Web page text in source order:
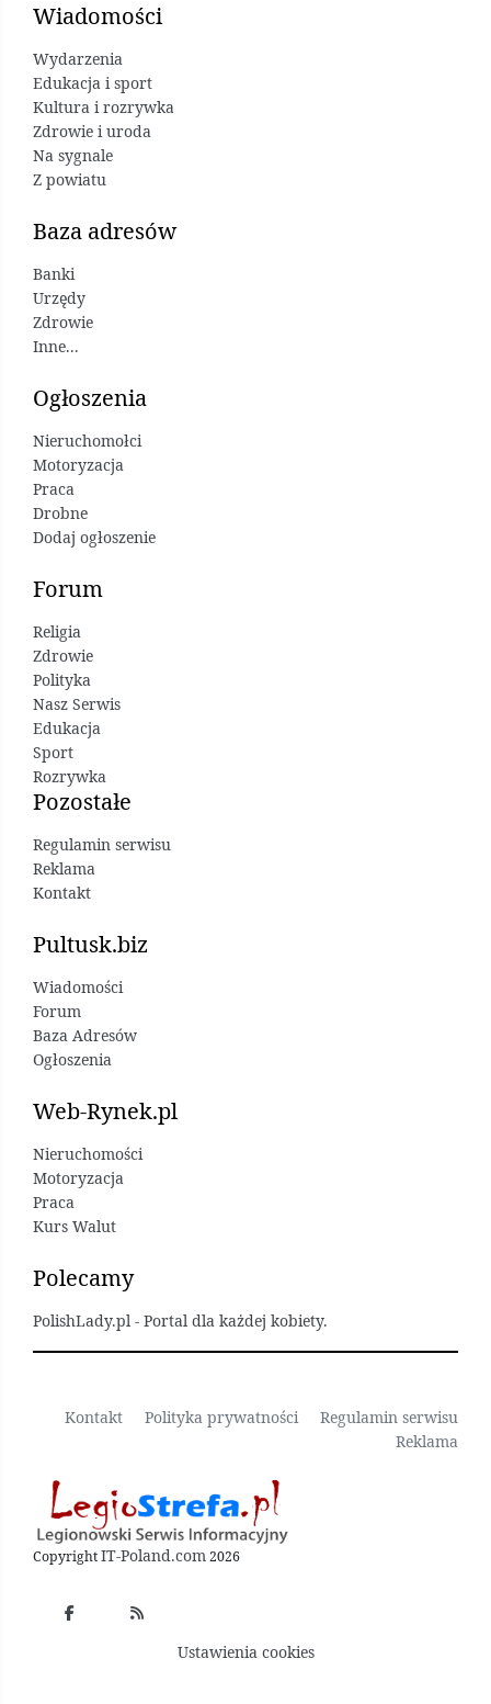
Wiadomości
Wydarzenia
Edukacja i sport
Kultura i rozrywka
Zdrowie i uroda
Na sygnale
Z powiatu
Baza adresów
Banki
Urzędy
Zdrowie
Inne...
Ogłoszenia
Nieruchomołci
Motoryzacja
Praca
Drobne
Dodaj ogłoszenie
Forum
Religia
Zdrowie
Polityka
Nasz Serwis
Edukacja
Sport
Rozrywka
Pozostałe
Regulamin serwisu
Reklama
Kontakt
Pultusk.biz
Wiadomości
Forum
Baza Adresów
Ogłoszenia
Web-Rynek.pl
Nieruchomości
Motoryzacja
Praca
Kurs Walut
Polecamy
PolishLady.pl - Portal dla każdej kobiety.
Kontakt Polityka prywatności
Regulamin serwisu
Reklama
CopyrightIT-Poland.com2026
Ustawienia cookies